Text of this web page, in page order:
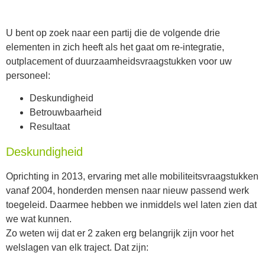
U bent op zoek naar een partij die de volgende drie
elementen in zich heeft als het gaat om re-integratie,
outplacement of duurzaamheidsvraagstukken voor uw
personeel:
Deskundigheid
Betrouwbaarheid
Resultaat
Deskundigheid
Oprichting in 2013, ervaring met alle mobiliteitsvraagstukken
vanaf 2004, honderden mensen naar nieuw passend werk
toegeleid. Daarmee hebben we inmiddels wel laten zien dat
we wat kunnen.
Zo weten wij dat er 2 zaken erg belangrijk zijn voor het
welslagen van elk traject. Dat zijn: